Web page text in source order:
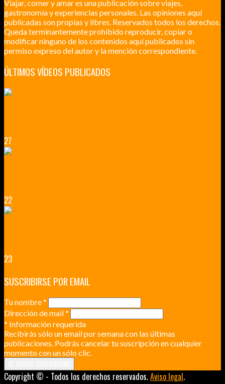
Viajar, comer y amar es una publicación sobre viajes,
gastronomía y experiencias personales. Las opiniones aquí
publicadas son propias y libres. Reservados todos los derechos.
Queda terminantemente prohibido reproducir, copiar o
modificar ninguno de los contenidos aquí publicados sin
permiso expreso del autor y la mención correspondiente.
ÚLTIMOS VÍDEOS PUBLICADOS
27
22
23
SUSCRIBIRSE POR EMAIL
Tu nombre*
Dirección de mail*
* Información requerida
Recibirás sólo un email por semana con las últimas
publicaciones. Podrás cancelar tu suscripción en cualquier
momento con un sólo clic.
Copyright © - Todos los derechos reservados.Aviso legal.